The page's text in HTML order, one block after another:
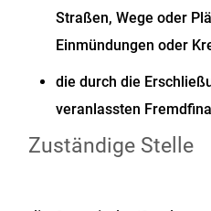
Straßen, Wege oder
Einmündungen oder
die durch die
veranlassten
Zuständige Stelle